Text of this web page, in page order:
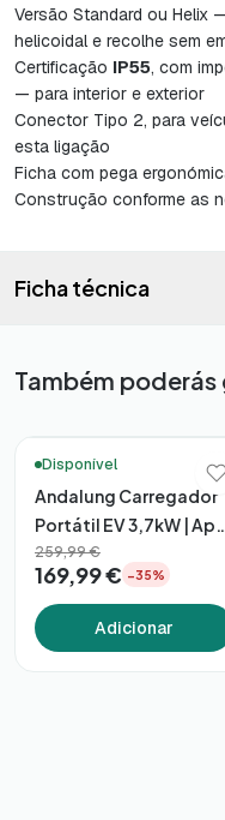
Versão Standard ou Helix
helicoidal e recolhe sem
Certificação IP55, com
— para interior e exterior
Conector Tipo 2, para
esta ligação
Ficha com pega
Construção conforme as
Ficha técnica
Também
Disponível
Andalung Carregador
Portátil EV 3,7kW | App
+ Cabo 7m
259,99 €
169,99 € −35%
Adicionar